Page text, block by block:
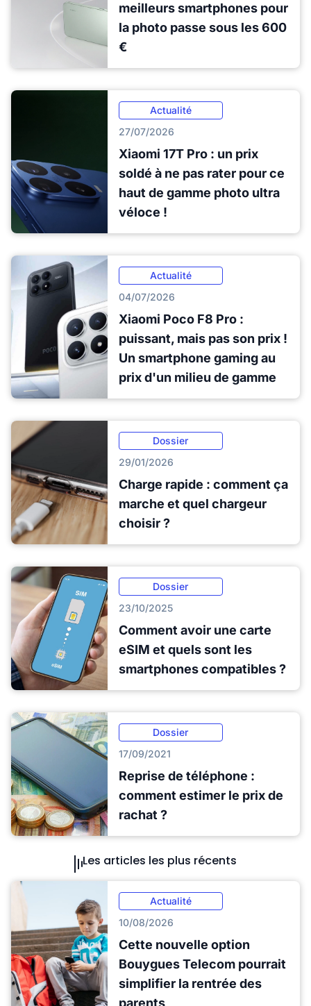
meilleurs smartphones pour
la photo passe sous les 600
€
Actualité
27/07/2026
Xiaomi 17T Pro : un prix
soldé à ne pas rater pour ce
haut de gamme photo ultra
véloce !
Actualité
04/07/2026
Xiaomi Poco F8 Pro :
puissant, mais pas son prix !
Un smartphone gaming au
prix d'un milieu de gamme
Dossier
29/01/2026
Charge rapide : comment ça
marche et quel chargeur
choisir ?
Dossier
23/10/2025
Comment avoir une carte
eSIM et quels sont les
smartphones compatibles ?
Dossier
17/09/2021
Reprise de téléphone :
comment estimer le prix de
rachat ?
Les articles les plus récents
Actualité
10/08/2026
Cette nouvelle option
Bouygues Telecom pourrait
simplifier la rentrée des